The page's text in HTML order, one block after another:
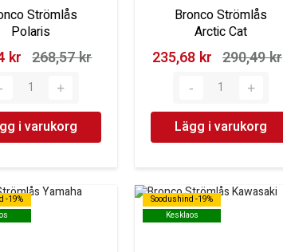
Strömlås
Polaris
kr‎ 268,57 kr‎
i varukorg
Bronco Strömlås
Arctic Cat
235,68 kr‎ 290,49 kr‎
Lägg i varukorg
-19%
-19%
Soodushind -19%
Kesklaos
Soodushind -19%
Kesklaos